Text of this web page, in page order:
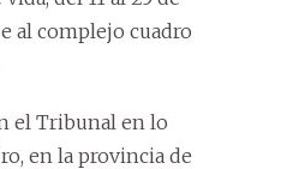
al complejo cuadro
el Tribunal en lo
en la provincia de